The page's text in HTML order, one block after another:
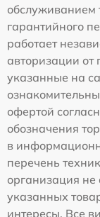
обслуживанием
гарантийного
работает
авторизации от
указанные на
офертой
обозначения
в
перечень
организация
указанных
интересы. Все